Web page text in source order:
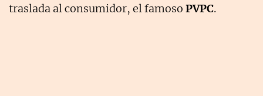
traslada al consumidor, el famoso PVPC.